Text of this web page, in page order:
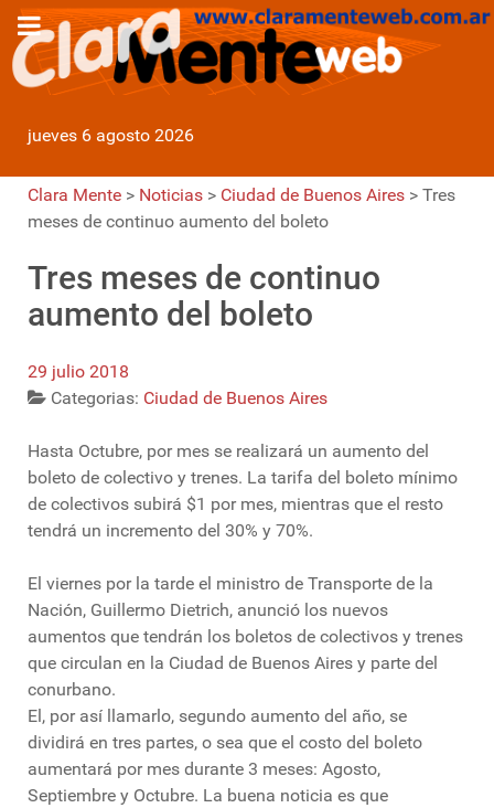
jueves 6 agosto 2026
Clara Mente > Noticias > Ciudad de Buenos Aires > Tres
meses de continuo aumento del boleto
Tres meses de continuo
aumento del boleto
29 julio 2018
Categorias: Ciudad de Buenos Aires
Hasta Octubre, por mes se realizará un aumento del
boleto de colectivo y trenes. La tarifa del boleto mínimo
de colectivos subirá $1 por mes, mientras que el resto
tendrá un incremento del 30% y 70%.
El viernes por la tarde el ministro de Transporte de la
Nación, Guillermo Dietrich, anunció los nuevos
aumentos que tendrán los boletos de colectivos y trenes
que circulan en la Ciudad de Buenos Aires y parte del
conurbano.
El, por así llamarlo, segundo aumento del año, se
dividirá en tres partes, o sea que el costo del boleto
aumentará por mes durante 3 meses: Agosto,
Septiembre y Octubre. La buena noticia es que